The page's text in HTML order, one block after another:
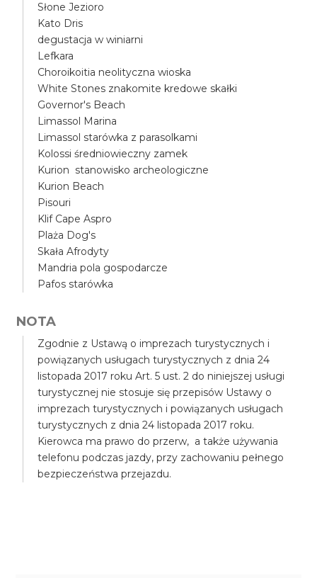
Słone Jezioro
Kato Dris
degustacja w winiarni
Lefkara
Choroikoitia neolityczna wioska
White Stones znakomite kredowe skałki
Governor's Beach
Limassol Marina
Limassol starówka z parasolkami
Kolossi średniowieczny zamek
Kurion stanowisko archeologiczne
Kurion Beach
Pisouri
Klif Cape Aspro
Plaża Dog's
Skała Afrodyty
Mandria pola gospodarcze
Pafos starówka
NOTA
Zgodnie z Ustawą o imprezach turystycznych i
powiązanych usługach turystycznych z dnia 24
listopada 2017 roku Art. 5 ust. 2 do niniejszej usługi
turystycznej nie stosuje się przepisów Ustawy o
imprezach turystycznych i powiązanych usługach
turystycznych z dnia 24 listopada 2017 roku.
Kierowca ma prawo do przerw, a także używania
telefonu podczas jazdy, przy zachowaniu pełnego
bezpieczeństwa przejazdu.